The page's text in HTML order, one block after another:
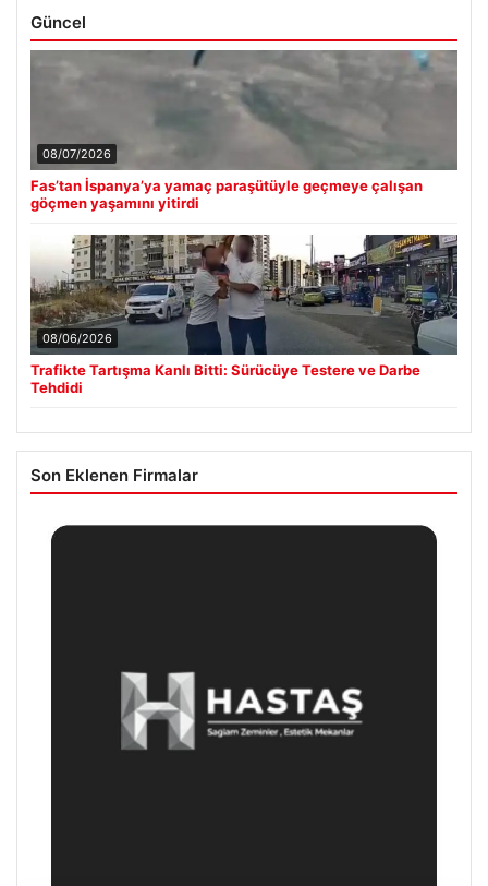
Güncel
08/07/2026
Fas’tan İspanya’ya yamaç paraşütüyle geçmeye çalışan
göçmen yaşamını yitirdi
08/06/2026
Trafikte Tartışma Kanlı Bitti: Sürücüye Testere ve Darbe
Tehdidi
Son Eklenen Firmalar